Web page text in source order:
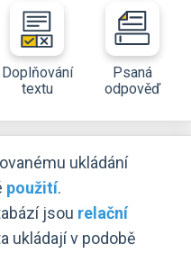
Doplňování
textu
Psaná
odpověď
ukládání
použití.
jsou relační
ukládají v podobě